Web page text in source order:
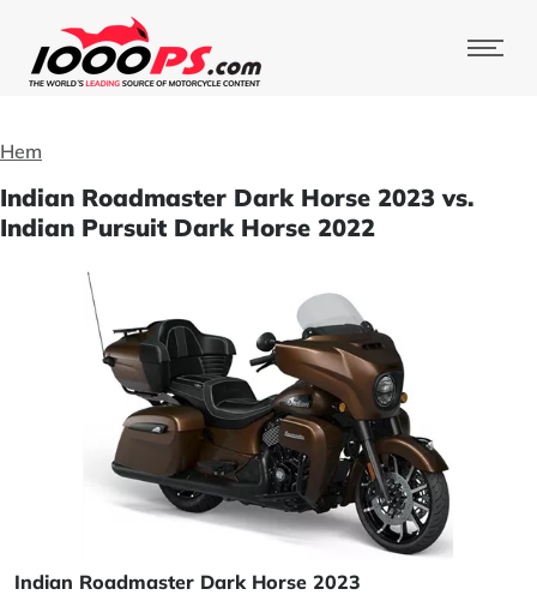
Hem
Indian Roadmaster Dark Horse 2023 vs.
Indian Pursuit Dark Horse 2022
Indian Roadmaster Dark Horse 2023